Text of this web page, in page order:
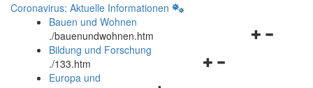
Coronavirus: Aktuelle Informationen
Bauen und Wohnen
./bauenundwohnen.htm
Navigationsmenü
Bildung und Forschung
./133.htm
Europa und